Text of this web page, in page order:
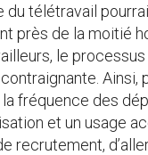
télétravail
près de la moitié
le
Ainsi,
fréquence des
et un usage
recrutement,